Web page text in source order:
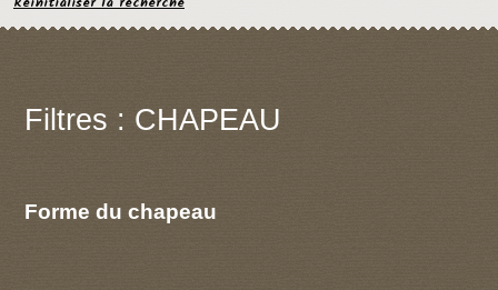
Filtres : CHAPEAU
Forme du chapeau